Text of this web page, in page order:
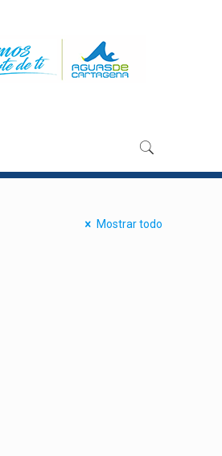
Mostrar todo